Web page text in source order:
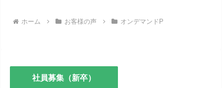
ホーム お客様の声 オンデマンドP
社員募集（新卒）